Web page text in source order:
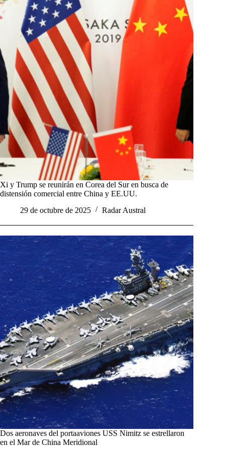
Xi y Trump se reunirán en Corea del Sur en busca de
distensión comercial entre China y EE.UU.
29 de octubre de 2025
Radar Austral
Dos aeronaves del portaaviones USS Nimitz se estrellaron
en el Mar de China Meridional